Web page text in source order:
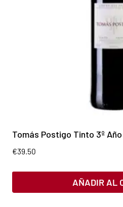
Tomás Postigo Tinto 3º Año
€39.50
AÑADIR AL